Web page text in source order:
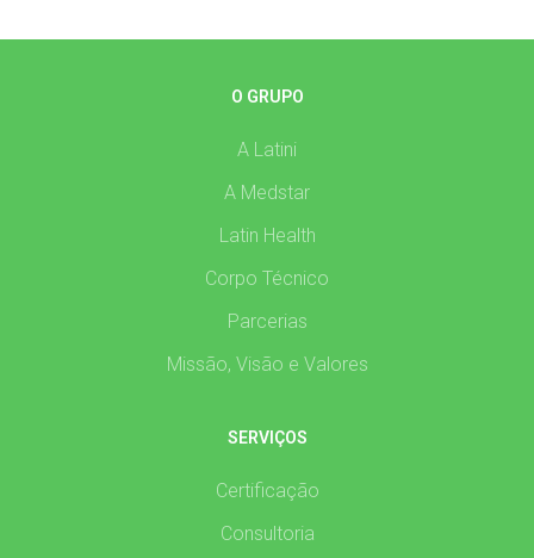
O GRUPO
A Latini
A Medstar
Latin Health
Corpo Técnico
Parcerias
Missão, Visão e Valores
SERVIÇOS
Certificação
Consultoria